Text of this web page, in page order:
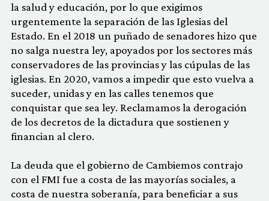
la salud y educación, por lo que exigimos
urgentemente la separación de las Iglesias del
Estado. En el 2018 un puñado de senadores hizo que
no salga nuestra ley, apoyados por los sectores más
conservadores de las provincias y las cúpulas de las
iglesias. En 2020, vamos a impedir que esto vuelva a
suceder, unidas y en las calles tenemos que
conquistar que sea ley. Reclamamos la derogación
de los decretos de la dictadura que sostienen y
financian al clero.
La deuda que el gobierno de Cambiemos contrajo
con el FMI fue a costa de las mayorías sociales, a
costa de nuestra soberanía, para beneficiar a sus